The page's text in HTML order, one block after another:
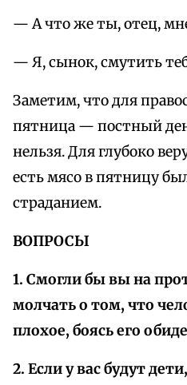
— А что же ты, отец, мне
— Я, сынок, смутить
Заметим, что для
пятница — постный
нельзя. Для глубоко
есть мясо в пятницу
страданием.
ВОПРОСЫ
1. Смогли бы вы на
молчать о том, что
плохое, боясь его
2. Если у вас будут